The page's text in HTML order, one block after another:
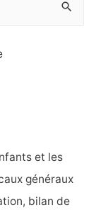
et les
généraux
bilan de